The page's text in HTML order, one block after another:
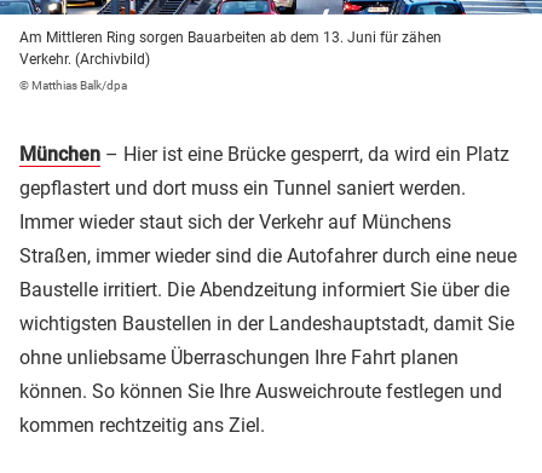
Am Mittleren Ring sorgen Bauarbeiten ab dem 13. Juni für zähen
Verkehr. (Archivbild)
© Matthias Balk/dpa
München – Hier ist eine Brücke gesperrt, da wird ein Platz
gepflastert und dort muss ein Tunnel saniert werden.
Immer wieder staut sich der Verkehr auf Münchens
Straßen, immer wieder sind die Autofahrer durch eine neue
Baustelle irritiert. Die Abendzeitung informiert Sie über die
wichtigsten Baustellen in der Landeshauptstadt, damit Sie
ohne unliebsame Überraschungen Ihre Fahrt planen
können. So können Sie Ihre Ausweichroute festlegen und
kommen rechtzeitig ans Ziel.